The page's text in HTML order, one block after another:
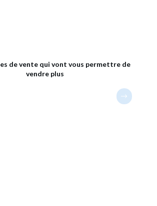
de vente qui vont vous permettre de
vendre plus